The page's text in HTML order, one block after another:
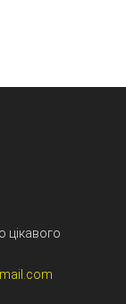
цікавого